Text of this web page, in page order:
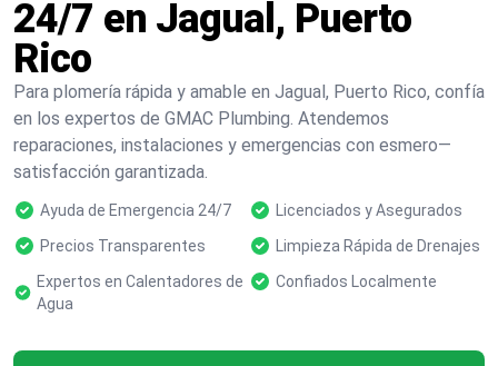
24/7 en Jagual, Puerto
Rico
Para plomería rápida y amable en Jagual, Puerto Rico, confía
en los expertos de GMAC Plumbing. Atendemos
reparaciones, instalaciones y emergencias con esmero—
satisfacción garantizada.
Ayuda de Emergencia 24/7
Licenciados y Asegurados
Precios Transparentes
Limpieza Rápida de Drenajes
Expertos en Calentadores de
Agua
Confiados Localmente